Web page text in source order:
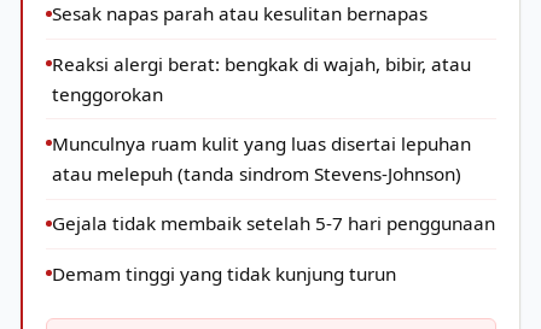
Sesak napas parah atau kesulitan bernapas
Reaksi alergi berat: bengkak di wajah, bibir, atau
tenggorokan
Munculnya ruam kulit yang luas disertai lepuhan
atau melepuh (tanda sindrom Stevens-Johnson)
Gejala tidak membaik setelah 5-7 hari penggunaan
Demam tinggi yang tidak kunjung turun